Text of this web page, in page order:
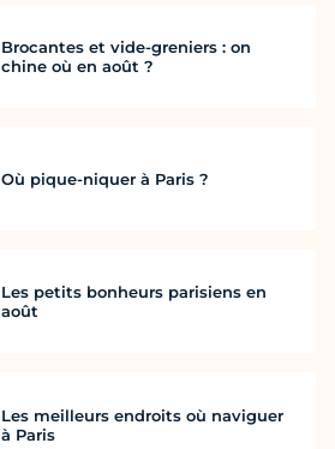
Brocantes et vide-greniers : on
chine où en août ?
Où pique-niquer à Paris ?
Les petits bonheurs parisiens en
août
Les meilleurs endroits où naviguer
à Paris